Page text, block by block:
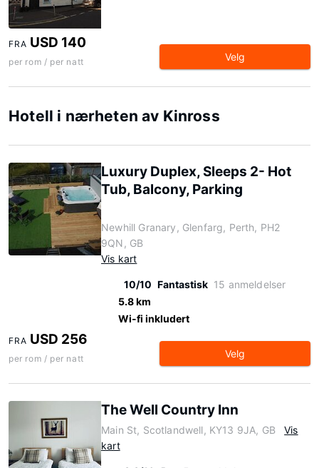
FRA USD 140
per rom / per natt Velg
Hotell i nærheten av Kinross
Luxury Duplex, Sleeps 2- Hot
Tub, Balcony, Parking
Newhill Granary, Glenfarg, Perth, PH2
9QN, GB
Vis kart
10/10 Fantastisk 15 anmeldelser
5.8 km
Wi-fi inkludert
FRA USD 256
per rom / per natt Velg
The Well Country Inn
Main St, Scotlandwell, KY13 9JA, GB
Vis
kart